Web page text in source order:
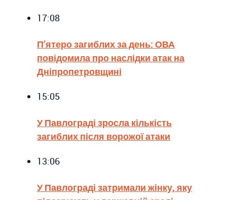
17:08
П’ятеро загиблих за день: ОВА
повідомила про наслідки атак на
Дніпропетровщині
15:05
У Павлограді зросла кількість
загиблих після ворожої атаки
13:06
У Павлограді затримали жінку, яку